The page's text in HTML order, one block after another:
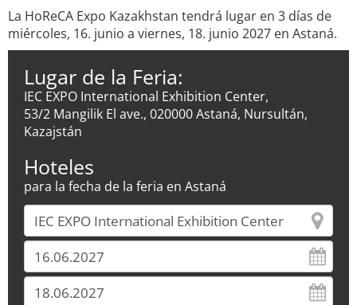
La HoReCA Expo Kazakhstan tendrá lugar en 3 días de
miércoles, 16. junio a viernes, 18. junio 2027 en Astaná.
Lugar de la Feria:
IEC EXPO International Exhibition Center,
53/2 Mangilik El ave., 020000 Astaná, Nursultán,
Kazajstán
Hoteles
para la fecha de la feria en Astaná